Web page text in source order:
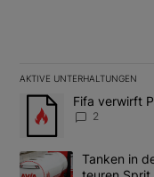
AKTIVE UNTERHALTUNGEN
Das Folgende ist
Ein Trendartikel mit
Fifa verwirft
2
Ein Trendartikel mit
Tanken in